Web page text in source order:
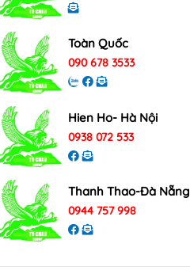
Toàn Quốc
090 678 3533
Hien Ho- Hà Nội
0938 072 533
Thanh Thao-Đà Nẵng
0944 757 998